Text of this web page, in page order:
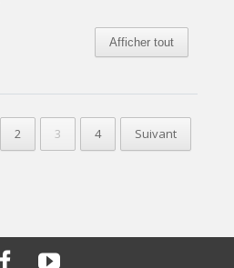
Afficher tout
2 3 4 Suivant